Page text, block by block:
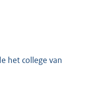
het college van